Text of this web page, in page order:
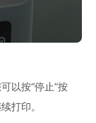
以按“停止”按
打印。